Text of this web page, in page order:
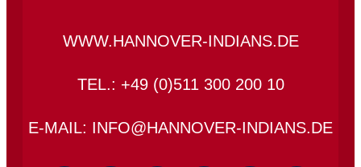
WWW.HANNOVER-INDIANS.DE
TEL.: +49 (0)511 300 200 10
E-MAIL: INFO@HANNOVER-INDIANS.DE